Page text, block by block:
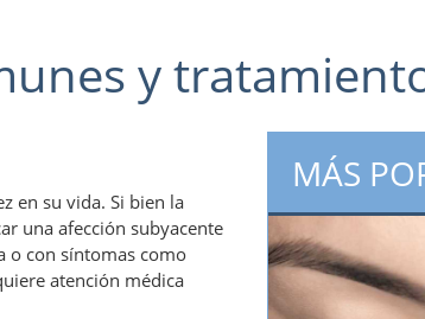
y
en su vida. Si bien la
una afección subyacente
o con síntomas como
atención médica
MÁS